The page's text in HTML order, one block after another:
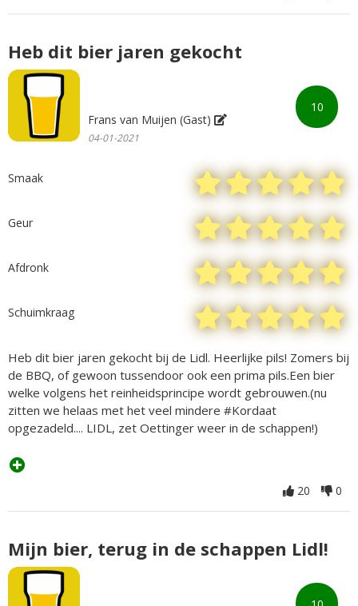
10
Heb dit bier jaren gekocht
Frans van Muijen (Gast)
04-01-2021
Smaak
Geur
Afdronk
Schuimkraag
Heb dit bier jaren gekocht bij de Lidl. Heerlijke pils! Zomers bij
de BBQ, of gewoon tussendoor ook een prima pils.Een bier
welke volgens het reinheidsprincipe wordt gebrouwen.(nu
zitten we helaas met het veel mindere #Kordaat
opgezadeld.... LIDL, zet Oettinger weer in de schappen!)
20 0
Mijn bier, terug in de schappen Lidl!